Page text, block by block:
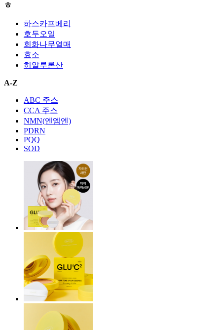
ㅎ
하스카프베리
호두오일
회화나무열매
효소
히알루론산
A-Z
ABC 주스
CCA 주스
NMN(엔엠엔)
PDRN
PQQ
SOD